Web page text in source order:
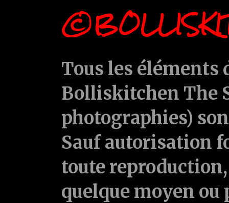
Tous les
Bolliskitchen The
photographies)
Sauf autorisation
toute
quelque moyen ou